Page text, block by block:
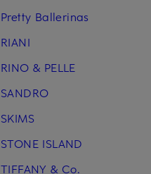
Pretty Ballerinas
RIANI
RINO & PELLE
SANDRO
SKIMS
STONE ISLAND
TIFFANY & Co.